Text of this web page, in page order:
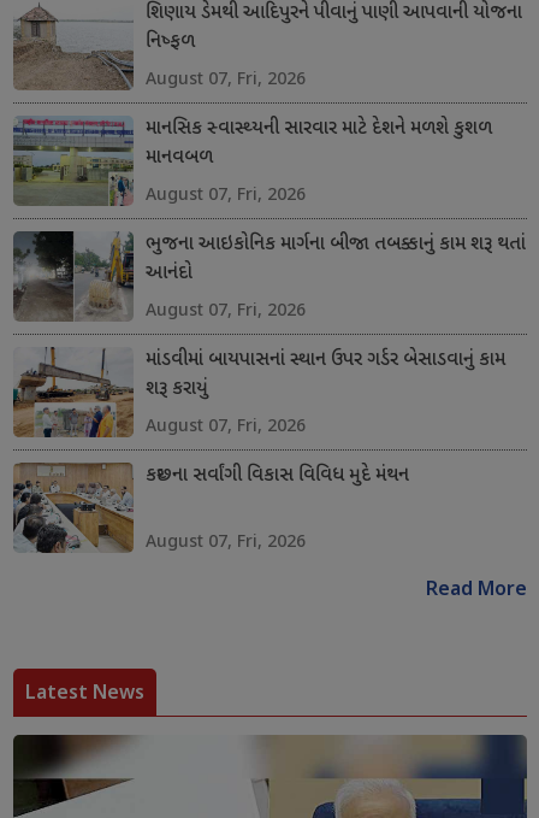
શિણાય ડેમથી આદિપુરને પીવાનું પાણી આપવાની યોજના
નિષ્ફળ
August 07, Fri, 2026
માનસિક સ્વાસ્થ્યની સારવાર માટે દેશને મળશે કુશળ
માનવબળ
August 07, Fri, 2026
ભુજના આઇકોનિક માર્ગના બીજા તબક્કાનું કામ શરૂ થતાં
આનંદો
August 07, Fri, 2026
માંડવીમાં બાયપાસનાં સ્થાન ઉપર ગર્ડર બેસાડવાનું કામ
શરૂ કરાયું
August 07, Fri, 2026
કચ્છના સર્વાંગી વિકાસ વિવિધ મુદે મંથન
August 07, Fri, 2026
Read More
Latest News